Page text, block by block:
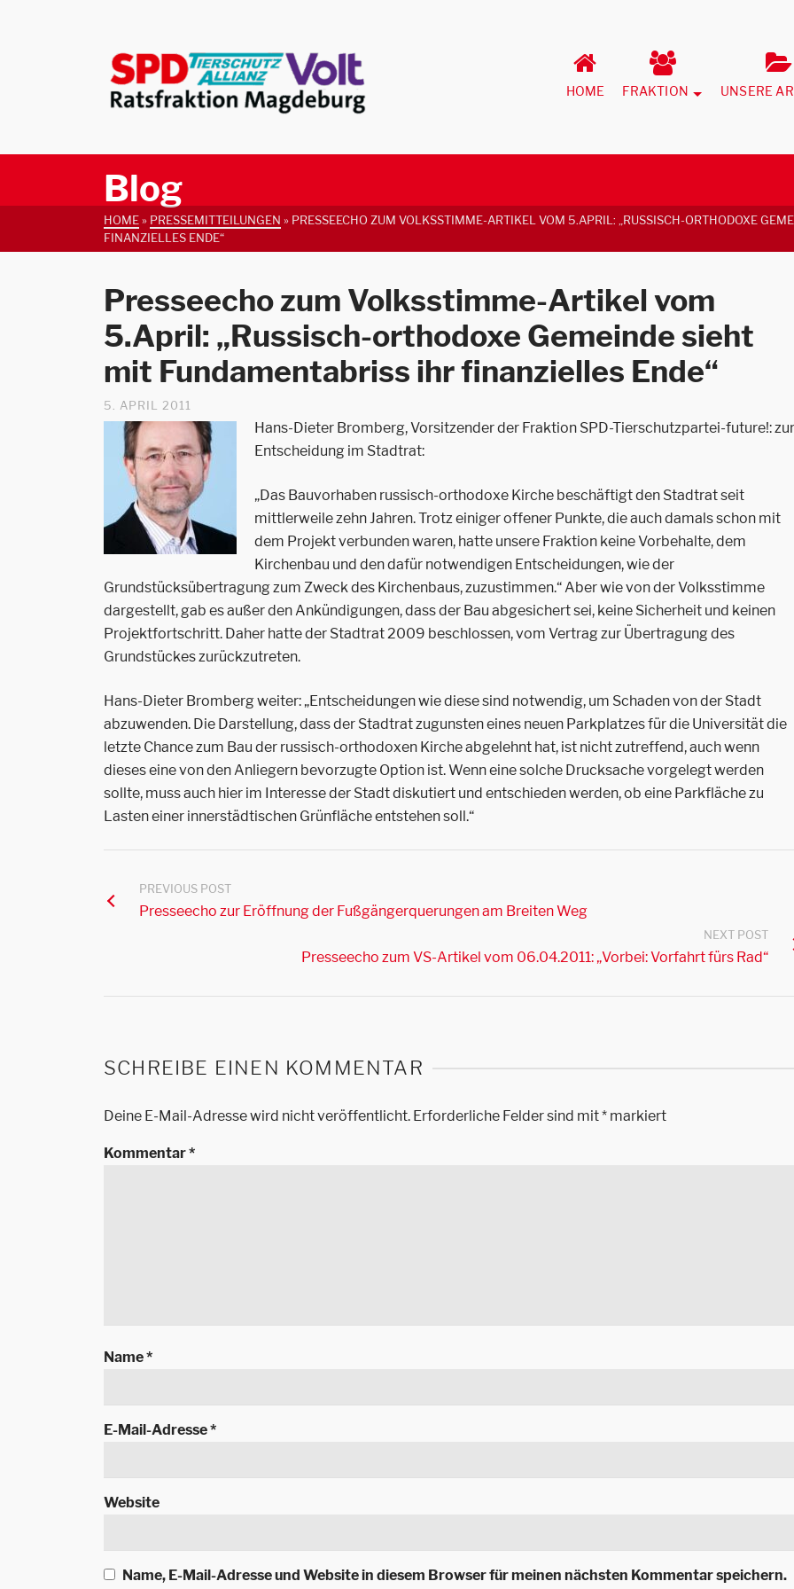
HOME FRAKTION UNSERE
Blog
HOME» PRESSEMITTEILUNGEN » PRESSEECHO ZUM VOLKSSTIMME-ARTIKEL VOM 5.APRIL: „RUSSISCH-ORTHODOXE
FINANZIELLES ENDE“
Presseecho zum Volksstimme-Artikel vom
5.April: „Russisch-orthodoxe Gemeinde sieht
mit Fundamentabriss ihr finanzielles Ende“
5. APRIL 2011
Hans-Dieter Bromberg, Vorsitzender der Fraktion SPD-Tierschutzpartei-future!: zur
Entscheidung im Stadtrat:
„Das Bauvorhaben russisch-orthodoxe Kirche beschäftigt den Stadtrat seit
mittlerweile zehn Jahren. Trotz einiger offener Punkte, die auch damals schon mit
dem Projekt verbunden waren, hatte unsere Fraktion keine Vorbehalte, dem
Kirchenbau und den dafür notwendigen Entscheidungen, wie der
Grundstücksübertragung zum Zweck des Kirchenbaus, zuzustimmen.“ Aber wie von der Volksstimme
dargestellt, gab es außer den Ankündigungen, dass der Bau abgesichert sei, keine Sicherheit und keinen
Projektfortschritt. Daher hatte der Stadtrat 2009 beschlossen, vom Vertrag zur Übertragung des
Grundstückes zurückzutreten.
Hans-Dieter Bromberg weiter: „Entscheidungen wie diese sind notwendig, um Schaden von der Stadt
abzuwenden. Die Darstellung, dass der Stadtrat zugunsten eines neuen Parkplatzes für die Universität die
letzte Chance zum Bau der russisch-orthodoxen Kirche abgelehnt hat, ist nicht zutreffend, auch wenn
dieses eine von den Anliegern bevorzugte Option ist. Wenn eine solche Drucksache vorgelegt werden
sollte, muss auch hier im Interesse der Stadt diskutiert und entschieden werden, ob eine Parkfläche zu
Lasten einer innerstädtischen Grünfläche entstehen soll.“
PREVIOUS POST
Presseecho zur Eröffnung der Fußgängerquerungen am Breiten Weg
NEXT POST
Presseecho zum VS-Artikel vom 06.04.2011: „Vorbei: Vorfahrt fürs Rad“
SCHREIBE EINEN KOMMENTAR
Deine E-Mail-Adresse wird nicht veröffentlicht. Erforderliche Felder sind mit* markiert
Kommentar*
Name*
E-Mail-Adresse*
Website
Name, E-Mail-Adresse und Website in diesem Browser für meinen nächsten Kommentar speichern.